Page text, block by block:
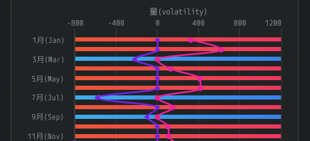
Combination chart with 4 data series.
The chart has 1 X axis displaying categories.
The chart has 2 Y axes displaying 率(rate) and 量
量(volatility)
1月(Jan)
3月(Mar)
5月(May)
7月(Jul)
9月(Sep)
11月(Nov)
0
-800 -400 400 800 1200